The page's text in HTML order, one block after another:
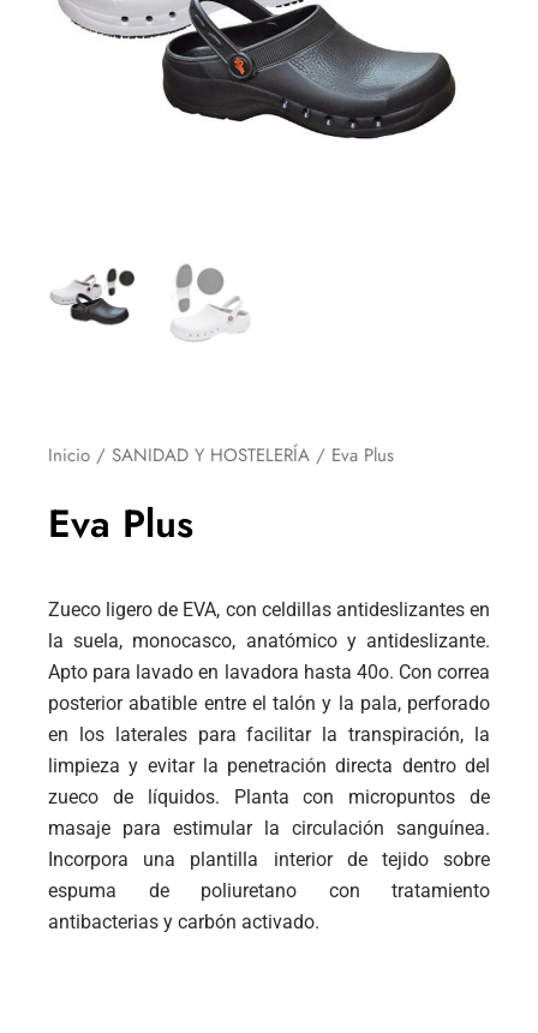
Inicio / SANIDAD Y HOSTELERÍA / Eva Plus
Eva Plus
Zueco ligero de EVA, con celdillas antideslizantes en
la suela, monocasco, anatómico y antideslizante.
Apto para lavado en lavadora hasta 40o. Con correa
posterior abatible entre el talón y la pala, perforado
en los laterales para facilitar la transpiración, la
limpieza y evitar la penetración directa dentro del
zueco de líquidos. Planta con micropuntos de
masaje para estimular la circulación sanguínea.
Incorpora una plantilla interior de tejido sobre
espuma de poliuretano con tratamiento
antibacterias y carbón activado.